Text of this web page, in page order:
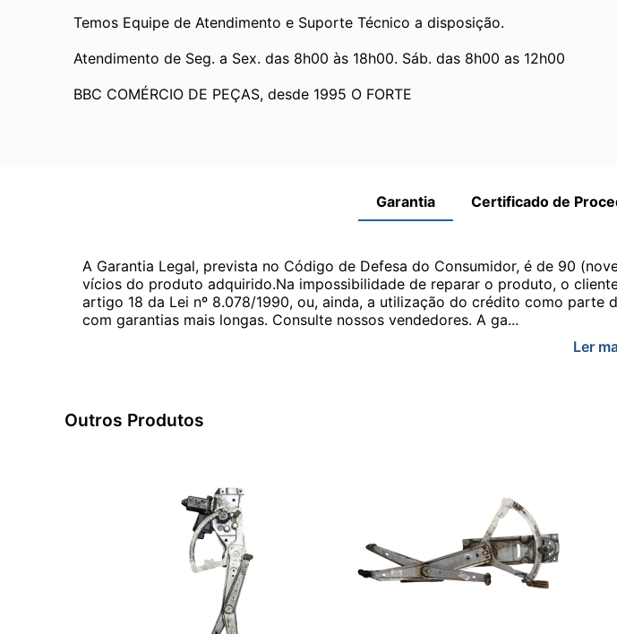
Temos Equipe de Atendimento e Suporte Técnico a disposição.
Atendimento de Seg. a Sex. das 8h00 às 18h00. Sáb. das 8h00 as 12h00
BBC COMÉRCIO DE PEÇAS, desde 1995 O FORTE
Garantia Certificado de
A Garantia Legal, prevista no Código de Defesa do Consumidor, é de 90
vícios do produto adquirido.Na impossibilidade de reparar o produto, o
artigo 18 da Lei nº 8.078/1990, ou, ainda, a utilização do crédito como
com garantias mais longas. Consulte nossos vendedores. A ga...
Ler
Outros Produtos